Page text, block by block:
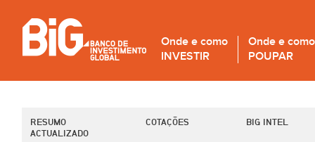
Onde e como
INVESTIR
Onde e como
POUPAR
RESUMO
ACTUALIZADO
COTAÇÕES BIG INTEL